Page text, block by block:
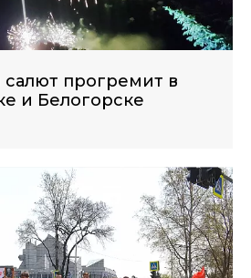
прогремит в
и Белогорске